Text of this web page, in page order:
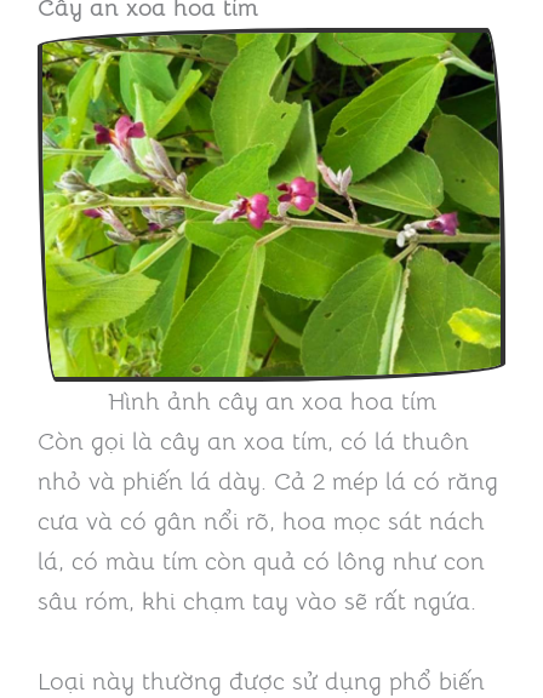
Cây an xoa hoa tím
Hình ảnh cây an xoa hoa tím
Còn gọi là cây an xoa tím, có lá thuôn
nhỏ và phiến lá dày. Cả 2 mép lá có răng
cưa và có gân nổi rõ, hoa mọc sát nách
lá, có màu tím còn quả có lông như con
sâu róm, khi chạm tay vào sẽ rất ngứa.
Loại này thường được sử dụng phổ biến